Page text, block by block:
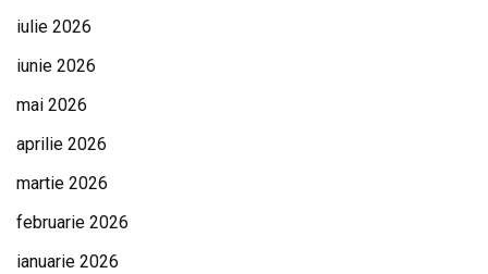
iulie 2026
iunie 2026
mai 2026
aprilie 2026
martie 2026
februarie 2026
ianuarie 2026